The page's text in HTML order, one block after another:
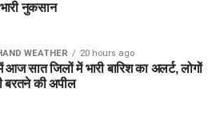
नुकसान
WEATHER 20 hours ago
आज सात जिलों में भारी बारिश का अलर्ट, लोगों
बरतने की अपील